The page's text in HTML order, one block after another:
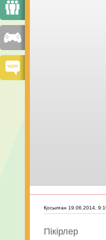
Қосылған 19.06.2014,
Пікірлер